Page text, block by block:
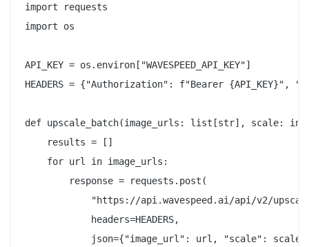
import requests
import os
API_KEY = os.environ["WAVESPEED_API_KEY"]
HEADERS = {"Authorization": f"Bearer {API_KEY}",
def upscale_batch(image_urls: list[str], scale:
    results = []
    for url in image_urls:
        response = requests.post(
"https://api.wavespeed.ai/api/v2/
            headers=HEADERS,
json={"image_url": url, "scale":